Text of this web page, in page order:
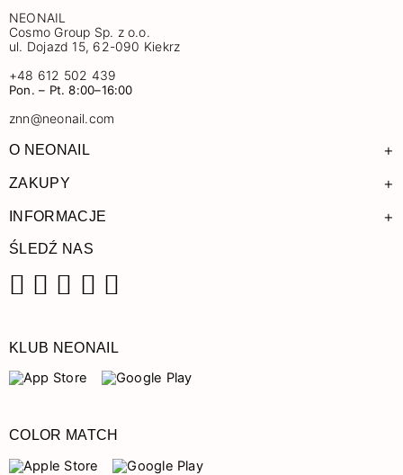
NEONAIL
Cosmo Group Sp. z o.o.
ul. Dojazd 15, 62-090 Kiekrz
+48 612 502 439
Pon. – Pt. 8:00–16:00
znn@neonail.com
O NEONAIL +
ZAKUPY +
INFORMACJE +
ŚLEDŹ NAS
KLUB NEONAIL
COLOR MATCH